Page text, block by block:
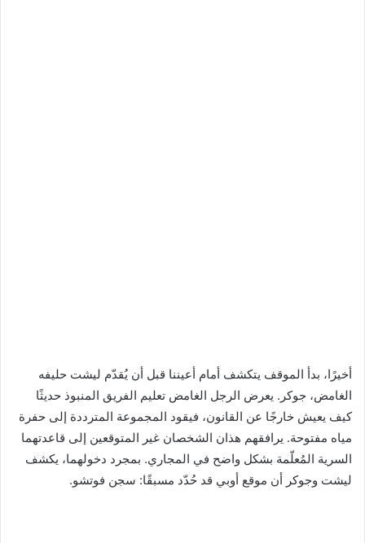
أخيرًا، بدأ الموقف يتكشف أمام أعيننا قبل أن يُقدّم ليشت حليفه
الغامض، جوكر. يعرض الرجل الغامض تعليم الفريق المنبوذ حديثًا
كيف يعيش خارجًا عن القانون، فيقود المجموعة المترددة إلى حفرة
مياه مفتوحة. يرافقهم هذان الشخصان غير المتوقعين إلى قاعدتهما
السرية المُعلّمة بشكل واضح في المجاري. بمجرد دخولهما، يكشف
ليشت وجوكر أن موقع أوبي قد حُدّد مسبقًا: سجن فوتشو.